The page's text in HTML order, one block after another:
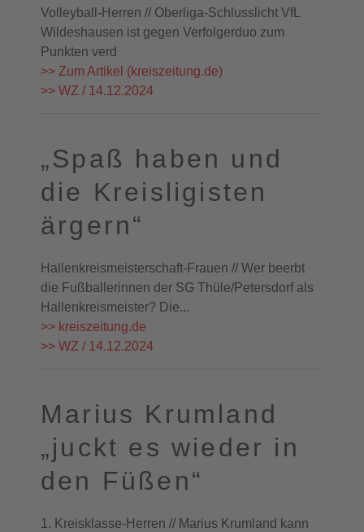
Volleyball-Herren // Oberliga-Schlusslicht VfL
Wildeshausen ist gegen Verfolgerduo zum
Punkten verd
>> Zum Artikel (kreiszeitung.de)
>> WZ / 14.12.2024
„Spaß haben und
die Kreisligisten
ärgern“
Hallenkreismeisterschaft-Frauen // Wer beerbt
die Fußballerinnen der SG Thüle/Petersdorf als
Hallenkreismeister? Die...
>> kreiszeitung.de
>> WZ / 14.12.2024
Marius Krumland
„juckt es wieder in
den Füßen“
1. Kreisklasse-Herren // Marius Krumland kann